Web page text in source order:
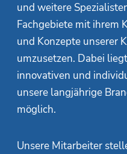
und weitere
Fachgebiete mit ihrem
und Konzepte unserer
umzusetzen. Dabei
innovativen und
unsere langjährige
möglich.
Unsere Mitarbeiter